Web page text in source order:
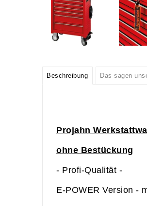
Beschreibung Das sagen
Projahn
ohne Bestückung
- Profi-Qualität -
E-POWER Version -